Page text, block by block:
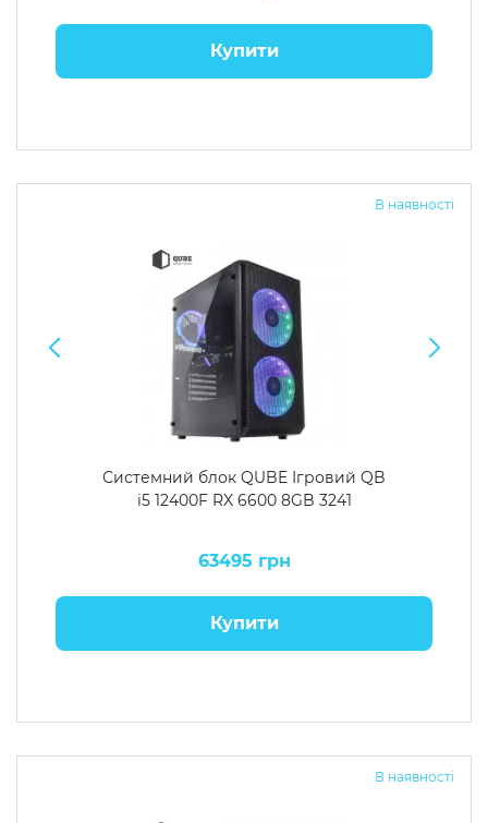
Купити
В наявності
Системний блок QUBE Ігровий QB
i5 12400F RX 6600 8GB 3241
63495 грн
Купити
В наявності